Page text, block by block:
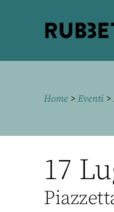
Home > Eventi >
17